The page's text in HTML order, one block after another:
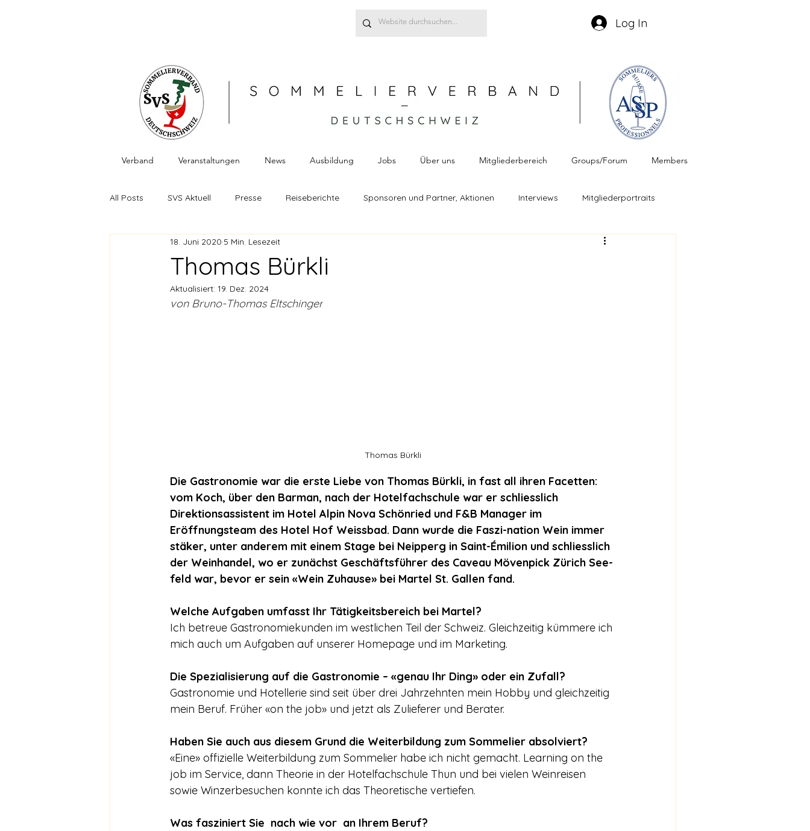
Log In
Verband Veranstaltungen News Ausbildung Jobs Über uns Mitgliederbereich Groups/Forum Members
All Posts SVS Aktuell Presse Reiseberichte Sponsoren und Partner, Aktionen Interviews Mitgliederportraits
Berichte Veranstaltungen Fachthemen
Thomas Bürkli
18. Juni 2020 5 Min. Lesezeit
Aktualisiert: 19. Dez. 2024
von Bruno-Thomas Eltschinger
Thomas Bürkli
Die Gastronomie war die erste Liebe von Thomas Bürkli, in fast all ihren Facetten:
vom Koch, über den Barman, nach der Hotelfachschule war er schliesslich
Direktionsassistent im Hotel Alpin Nova Schönried und F&B Manager im
Eröffnungsteam des Hotel Hof Weissbad. Dann wurde die Faszi-nation Wein immer
stäker, unter anderem mit einem Stage bei Neipperg in Saint-Émilion und schliesslich
der Weinhandel, wo er zunächst Geschäftsführer des Caveau Mövenpick Zürich See-
feld war, bevor er sein «Wein Zuhause» bei Martel St. Gallen fand.
Welche Aufgaben umfasst Ihr Tätigkeitsbereich bei Martel?
Ich betreue Gastronomiekunden im westlichen Teil der Schweiz. Gleichzeitig kümmere ich
mich auch um Aufgaben auf unserer Homepage und im Marketing.
Die Spezialisierung auf die Gastronomie – «genau Ihr Ding» oder ein Zufall?
Gastronomie und Hotellerie sind seit über drei Jahrzehnten mein Hobby und gleichzeitig
mein Beruf. Früher «on the job» und jetzt als Zulieferer und Berater.
Haben Sie auch aus diesem Grund die Weiterbildung zum Sommelier absolviert?
«Eine» offizielle Weiterbildung zum Sommelier habe ich nicht gemacht. Learning on the
job im Service, dann Theorie in der Hotelfachschule Thun und bei vielen Weinreisen
sowie Winzerbesuchen konnte ich das Theoretische vertiefen.
Was fasziniert Sie ­ nach wie vor ­ an Ihrem Beruf?